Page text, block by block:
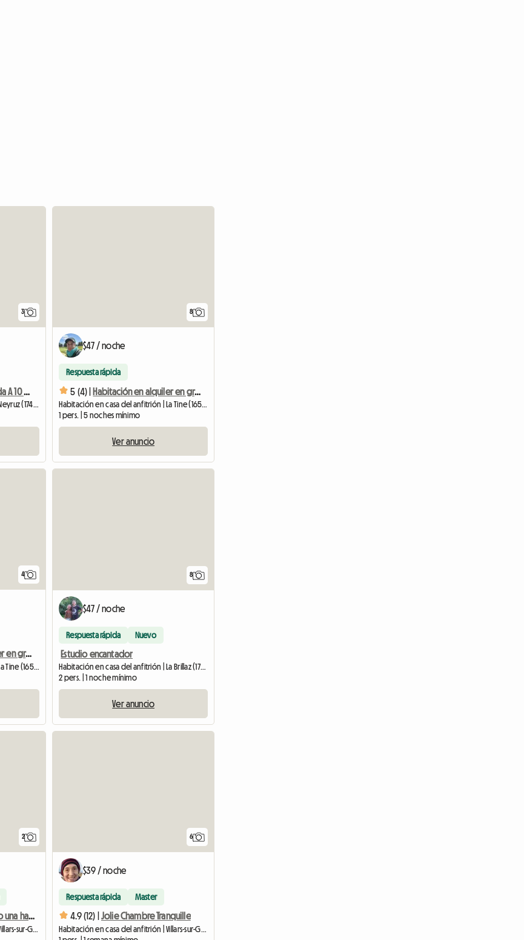
3
Habitación Amueblada A 10 Minutos De Friburgo
Habitación en casa del anfitrión | Neyruz (1740) | 20 M2
8
$47 / noche
Respuesta rápida
5 (4) | Habitación en alquiler en gran chalet - 1pJ
Habitación en casa del anfitrión | La Tine (1658) | 14 M2
1 pers. | 5 noches mínimo
Ver anuncio
4
Habitación en alquiler en gran chalet - 1pR
Habitación en casa del anfitrión | La Tine (1658) | 14 M2
8
$47 / noche
Respuesta rápida Nuevo
Estudio encantador
Habitación en casa del anfitrión | La Brillaz (1756) | 40 M2
2 pers. | 1 noche mínimo
Ver anuncio
2
Estoy subarrendando una habitación en mi apartamento en Dailles.
Habitación en casa del anfitrión | Villars-sur-Glâne (1752) | 11 M2
6
$39 / noche
Respuesta rápida Master
4.9 (12) | Jolie Chambre Tranquille
Habitación en casa del anfitrión | Villars-sur-Glâne (1752) | 14 M2